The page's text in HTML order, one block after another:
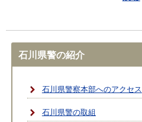
石川県警の紹介
石川県警察本部へのアクセス
石川県警の取組